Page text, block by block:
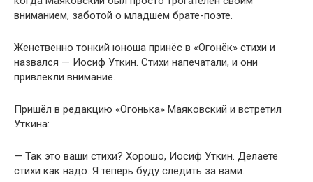
вниманием, заботой о младшем брате-поэте.
Женственно тонкий юноша принёс в «Огонёк» стихи и
назвался — Иосиф Уткин. Стихи напечатали, и они
привлекли внимание.
Пришёл в редакцию «Огонька» Маяковский и встретил
Уткина:
— Так это ваши стихи? Хорошо, Иосиф Уткин. Делаете
стихи как надо. Я теперь буду следить за вами.